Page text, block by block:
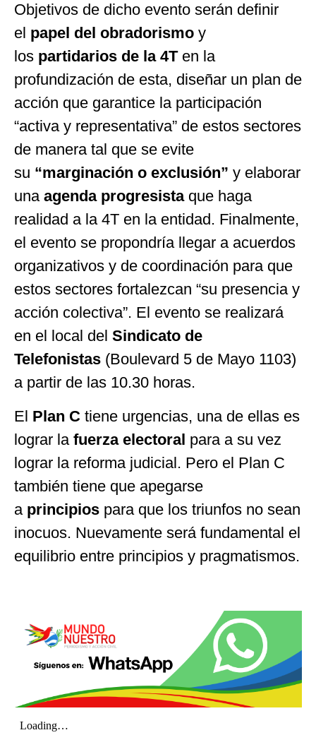
Objetivos de dicho evento serán definir
el papel del obradorismo y
los partidarios de la 4Ten la
profundización de esta, diseñar un plan de
acción que garantice la participación
“activa y representativa” de estos sectores
de manera tal que se evite
su “marginación o exclusión” y elaborar
una agenda progresistaque haga
realidad a la 4T en la entidad. Finalmente,
el evento se propondría llegar a acuerdos
organizativos y de coordinación para que
estos sectores fortalezcan “su presencia y
acción colectiva”. El evento se realizará
en el local del Sindicato de
Telefonistas (Boulevard 5 de Mayo 1103)
a partir de las 10.30 horas.
El Plan C tiene urgencias, una de ellas es
lograr la fuerza electoral para a su vez
lograr la reforma judicial. Pero el Plan C
también tiene que apegarse
a principios para que los triunfos no sean
inocuos. Nuevamente será fundamental el
equilibrio entre principios y pragmatismos.